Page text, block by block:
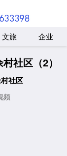
文旅 企业
社区（2）
社区
频